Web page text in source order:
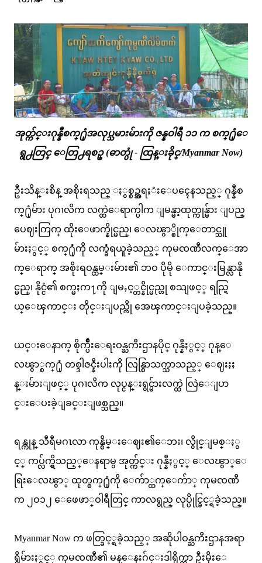
အုတ္က်င္းဂုန္နီစက္႐ုံအလုပ္သမားမ်ားကို ဇန္နဝါရီ ၁၁ က စက္႐ုံေ
ရွ႕တြင္ ေတြ႕ရစဥ္ (ဓာတ္ပုံ - ထြန္းခိုင္/Myanmar Now)
ဦးသိန္းစိန္ အစိုးရသည္ ႏွစ္စဥ္အရႈံးေပၚေနသည့္ ဂုန္နီစ
က္႐ုံမ်ား ပုဂၢလိက လက္ထဲေရာက္ပါက ျမန္မာ့ထုတ္ကုန္မ်ား ျပည္
ပေဈးကြက္ ထိုးေဖာက္နိုင္မည္၊ ေလၽွာ္စိုက္ေတာင္သူ
မ်ားႏွင့္ စက္႐ုံကို လက္ခံရယူခဲ့သည့္ ကုမၸဏီလက္ေအာ
က္ေရာက္ အစိုးရဝန္ထမ္းမ်ား၏ ဘဝ ပိုမို ေကာင္းမြန္လာနို
င္မည္၊ နိုင္ငံ၏ စက္မႈက႑ကို ျမႇင့္တင္နိုင္မည္ဟု စသျဖင့္ ရည္ရြ
ယ္ေၾကာင္း တိုင္းျပည္ကို အေၾကာင္းျပခဲ့သည္။
ယင္းေနာက္ စိုက္ပ်ိဳးေရးဝန္ႀကီးဌာနပိုင္ ဂုန္နီႏွင့္ ဂုန္ေ
လၽွာ္စက္႐ုံ တစ္ဒါဇင္နီးပါးကို လြန္စြာသက္သာသည့္ ေဈးႏႈ
န္းမ်ားျဖင့္ ပုဂၢလိက လုပ္ငန္းရွင္မ်ားလက္ထဲ လြဲေျပာ
င္းေပးခဲ့ျခင္းျဖစ္သည္။
ရန္ကုန္ သီရီမဂၤလာ ကုန္စိမ္းေဈး၏ေဘး၊ လွိုင္ျမစ္ႏွ
င့္ ကပ္လ်က္ရွိသည့္ေနရာမွ အုတ္က်င္း ဂုန္နီႏွင့္ ေလၽွာ္ေ
ရြးေလၽွာ္ ထုတ္စက္႐ုံကို ေက်ာ္ထက္ေက်ာ္ ကုမၸဏီ
က ၂ဝ၁၂ ေဖေဖာ္ဝါရီတြင္ ကာလရွည္ လုပ္ပိုင္ခြင့္ရခဲ့သည္။
Myanmar Now က ဖတ္ခြင့္ရခဲ့သည့္ အဆိုပါဝန္ႀကီးဌာနအရာ
ရွိမ်ားႏွင့္ ကုမၸဏီ၏ မန္ေနးဂ်င္းဒါရိုက္တာ ဦးမိုးေ